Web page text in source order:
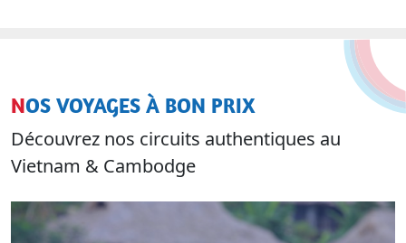
NOS VOYAGES À BON PRIX
Découvrez nos circuits authentiques au
Vietnam & Cambodge